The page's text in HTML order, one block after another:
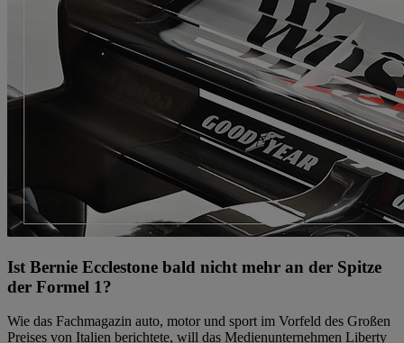
Ist Bernie Ecclestone bald nicht mehr an der Spitze
der Formel 1?
Wie das Fachmagazin auto, motor und sport im Vorfeld des Großen
Preises von Italien berichtete, will das Medienunternehmen Liberty